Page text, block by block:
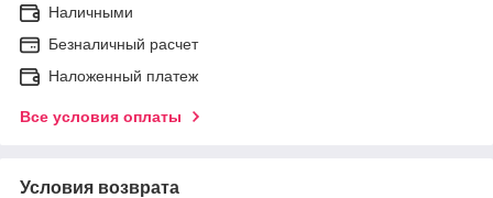
Наличными
Безналичный расчет
Наложенный платеж
Все условия оплаты
Условия возврата